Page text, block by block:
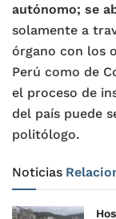
autónomo; se
solamente a
órgano con los
Perú como de
el proceso de
del país puede
politólogo.
Noticias